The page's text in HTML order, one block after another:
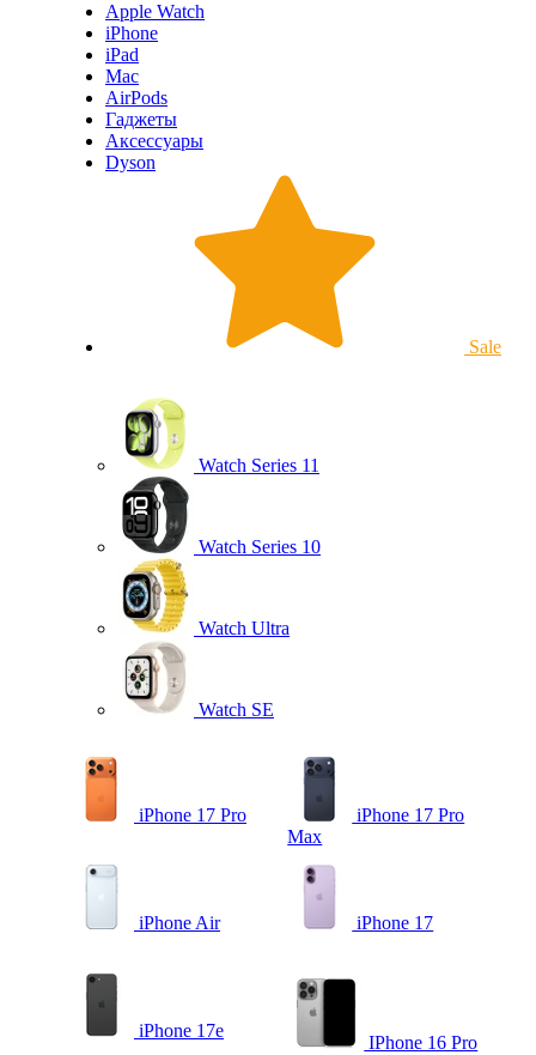
Apple Watch
iPhone
iPad
Mac
AirPods
Гаджеты
Аксессуары
Dyson
Sale
Watch Series 11
Watch Series 10
Watch Ultra
Watch SE
iPhone 17 Pro
iPhone 17 Pro
Max
iPhone Air iPhone 17
iPhone 17e
IPhone 16 Pro